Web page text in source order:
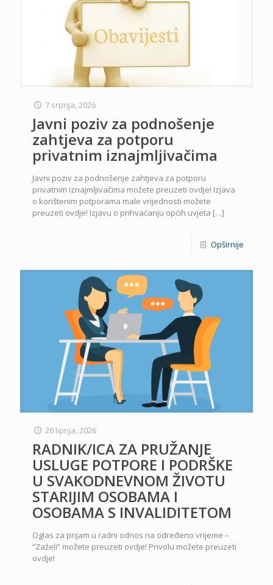
7 srpnja, 2026
Javni poziv za podnošenje
zahtjeva za potporu
privatnim iznajmljivačima
Javni poziv za podnošenje zahtjeva za potporu
privatnim iznajmljivačima možete preuzeti ovdje! Izjava
o korištenim potporama male vrijednosti možete
preuzeti ovdje! Izjavu o prihvaćanju općih uvjeta […]
Opširnije
26 lipnja, 2026
RADNIK/ICA ZA PRUŽANJE
USLUGE POTPORE I PODRŠKE
U SVAKODNEVNOM ŽIVOTU
STARIJIM OSOBAMA I
OSOBAMA S INVALIDITETOM
Oglas za prijam u radni odnos na određeno vrijeme –
“Zaželi” možete preuzeti ovdje! Privolu možete preuzeti
ovdje!